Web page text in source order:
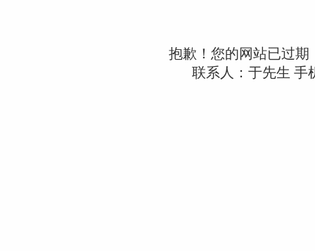
抱歉！您的网站已过
联系人：于先生 手